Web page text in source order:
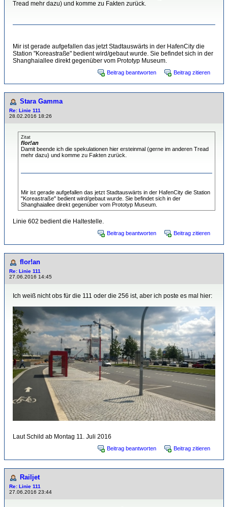
Tread mehr dazu) und komme zu Fakten zurück.
Mir ist gerade aufgefallen das jetzt Stadtauswärts in der HafenCity die
Station "Koreastraße" bedient wird/gebaut wurde. Sie befindet sich in der
Shanghaiallee direkt gegenüber vom Prototyp Museum.
Beitrag beantworten Beitrag zitieren
Stara Gamma
Re: Linie 111
28.02.2016 18:26
Zitat
flor!an
Damit beende ich die spekulationen hier ersteinmal (gerne im anderen Tread
mehr dazu) und komme zu Fakten zurück.
Mir ist gerade aufgefallen das jetzt Stadtauswärts in der HafenCity die Station
"Koreastraße" bedient wird/gebaut wurde. Sie befindet sich in der
Shanghaiallee direkt gegenüber vom Prototyp Museum.
Linie 602 bedient die Haltestelle.
Beitrag beantworten Beitrag zitieren
flor!an
Re: Linie 111
27.06.2016 14:45
Ich weiß nicht obs für die 111 oder die 256 ist, aber ich poste es mal hier:
Laut Schild ab Montag 11. Juli 2016
Beitrag beantworten Beitrag zitieren
Railjet
Re: Linie 111
27.06.2016 23:44